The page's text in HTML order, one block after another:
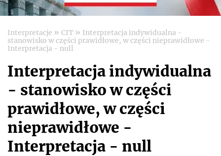
Interpretacje » CIT » Interpretacja indywidualna -
stanowisko w części prawidłowe, w części nieprawidłowe -
Interpretacja - null
Interpretacja indywidualna
- stanowisko w części
prawidłowe, w części
nieprawidłowe -
Interpretacja - null